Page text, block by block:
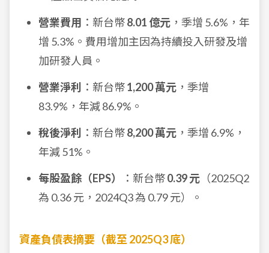
營業費用 ：新台幣8.01 億元 ，季增 5.6%，年
增 5.3%。費用增加主因為持續投入研發及增
加研發人員。
營業淨利
：新台幣1,200 萬元 ，季增
83.9%，年減 86.9%。
稅後淨利
：新台幣8,200 萬元 ，季增 6.9%，
年減 51%。
每股盈餘（EPS）
：新台幣0.39 元 （2025Q2
為 0.36 元，2024Q3 為 0.79 元）。
資產負債表摘要（截至 2025Q3 底）